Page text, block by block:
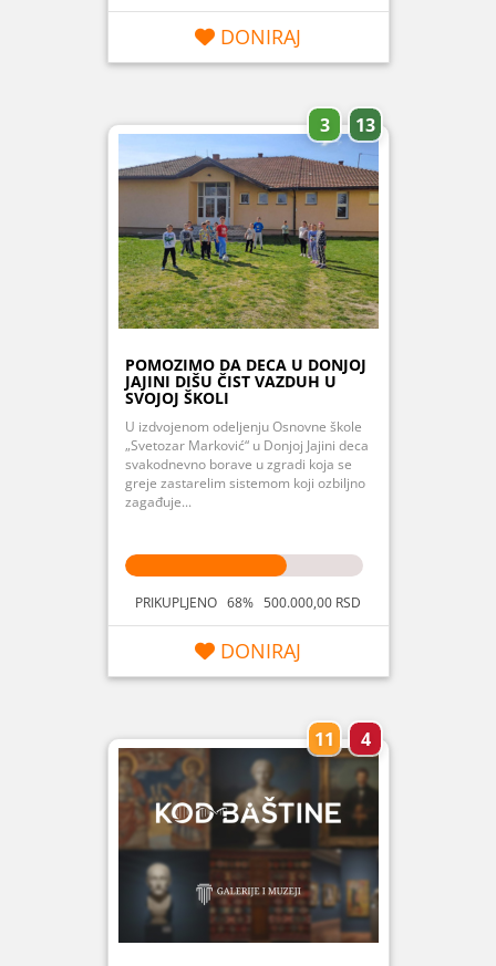
DONIRAJ
3 13
POMOZIMO DA DECA U DONJOJ
JAJINI DIŠU ČIST VAZDUH U
SVOJOJ ŠKOLI
U izdvojenom odeljenju Osnovne škole
„Svetozar Marković“ u Donjoj Jajini deca
svakodnevno borave u zgradi koja se
greje zastarelim sistemom koji ozbiljno
zagađuje...
PRIKUPLJENO 68% 500.000,00 RSD
DONIRAJ
11 4